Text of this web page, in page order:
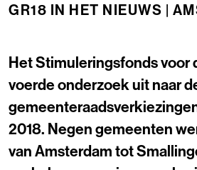
GR18 IN HET NIEUWS |
Het Stimuleringsfonds voor
voerde onderzoek uit naar
2018. Negen gemeenten
van Amsterdam tot